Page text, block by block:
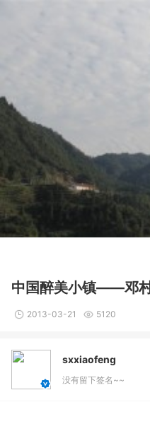
中国醉美小镇——邓
2013-03-21 5120
sxxiaofeng
没有留下签名~~